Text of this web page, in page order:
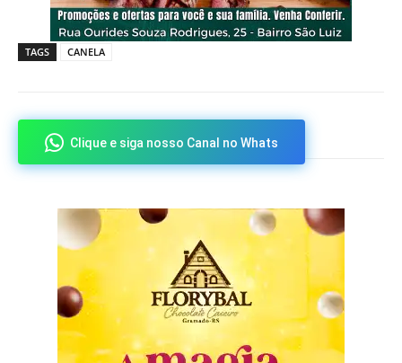
TAGS CANELA
Clique e siga nosso Canal no Whats